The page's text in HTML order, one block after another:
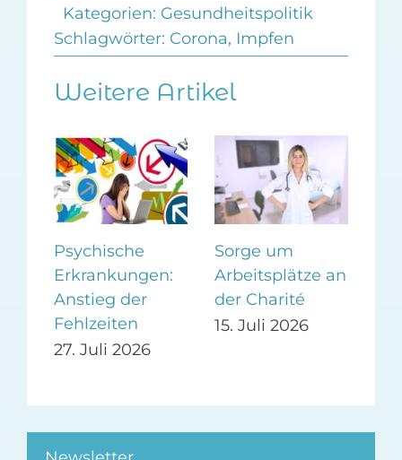
Kategorien: Gesundheitspolitik
Schlagwörter: Corona, Impfen
Weitere Artikel
Psychische
Erkrankungen:
Anstieg der
Fehlzeiten
27. Juli 2026
Sorge um
Arbeitsplätze an
der Charité
15. Juli 2026